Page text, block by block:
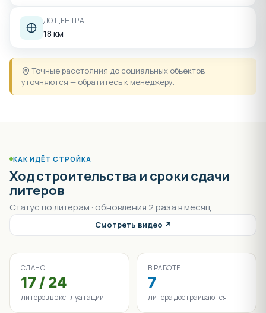
ДО ЦЕНТРА
18 км
Точные расстояния до социальных объектов
уточняются — обратитесь к менеджеру.
КАК ИДЁТ СТРОЙКА
Ход строительства и сроки сдачи
литеров
Статус по литерам · обновления 2 раза в месяц
Смотреть видео ↗
СДАНО
17 / 24
литеров в эксплуатации
В РАБОТЕ
7
литера достраиваются